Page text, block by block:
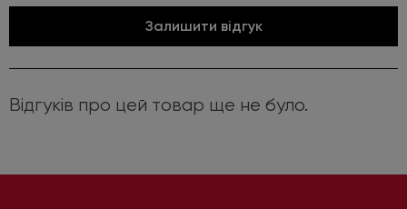
Залишити відгук
Відгуків про цей товар ще не було.